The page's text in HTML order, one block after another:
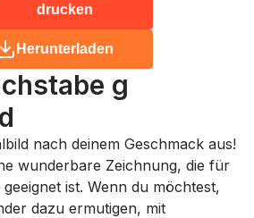
drucken
Herunterladen
g
nach deinem Geschmack aus!
wunderbare Zeichnung, die für
ist. Wenn du möchtest,
dazu ermutigen, mit